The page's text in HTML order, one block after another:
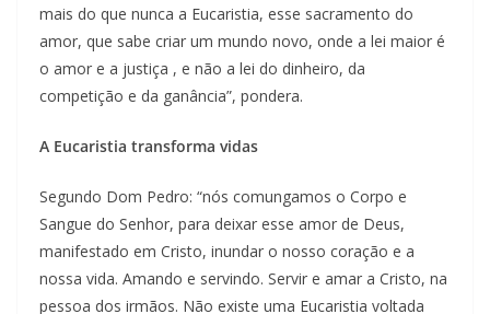
mais do que nunca a Eucaristia, esse sacramento do
amor, que sabe criar um mundo novo, onde a lei maior é
o amor e a justiça , e não a lei do dinheiro, da
competição e da ganância”, pondera.
A Eucaristia transforma vidas
Segundo Dom Pedro: “nós comungamos o Corpo e
Sangue do Senhor, para deixar esse amor de Deus,
manifestado em Cristo, inundar o nosso coração e a
nossa vida. Amando e servindo. Servir e amar a Cristo, na
pessoa dos irmãos. Não existe uma Eucaristia voltada